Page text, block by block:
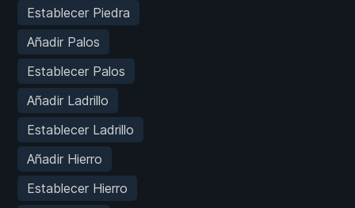
Establecer Piedra
Añadir Palos
Establecer Palos
Añadir Ladrillo
Establecer Ladrillo
Añadir Hierro
Establecer Hierro